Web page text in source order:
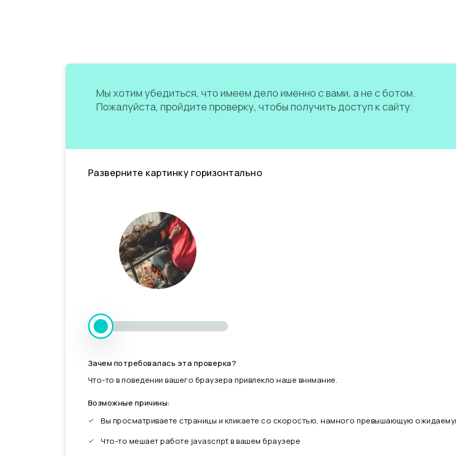
Мы хотим убедиться, что имеем дело именно с вами, а не с ботом.
Пожалуйста, пройдите проверку, чтобы получить доступ к сайту.
Разверните картинку горизонтально
Зачем потребовалась эта проверка?
Что-то в поведении вашего браузера привлекло наше внимание.
Возможные причины:
Вы просматриваете страницы и кликаете со скоростью, намного превышающую
Что-то мешает работе javascript в вашем браузере